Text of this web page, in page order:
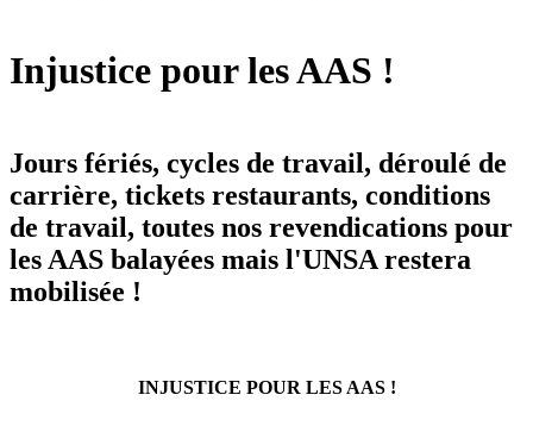
Injustice pour les AAS !
Jours fériés, cycles de travail, déroulé de
carrière, tickets restaurants, conditions
de travail, toutes nos revendications pour
les AAS balayées mais l'UNSA restera
mobilisée !
INJUSTICE POUR LES AAS !